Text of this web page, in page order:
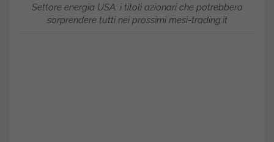
Settore energia USA: i titoli azionari che potrebbero
sorprendere tutti nei prossimi mesi-trading.it